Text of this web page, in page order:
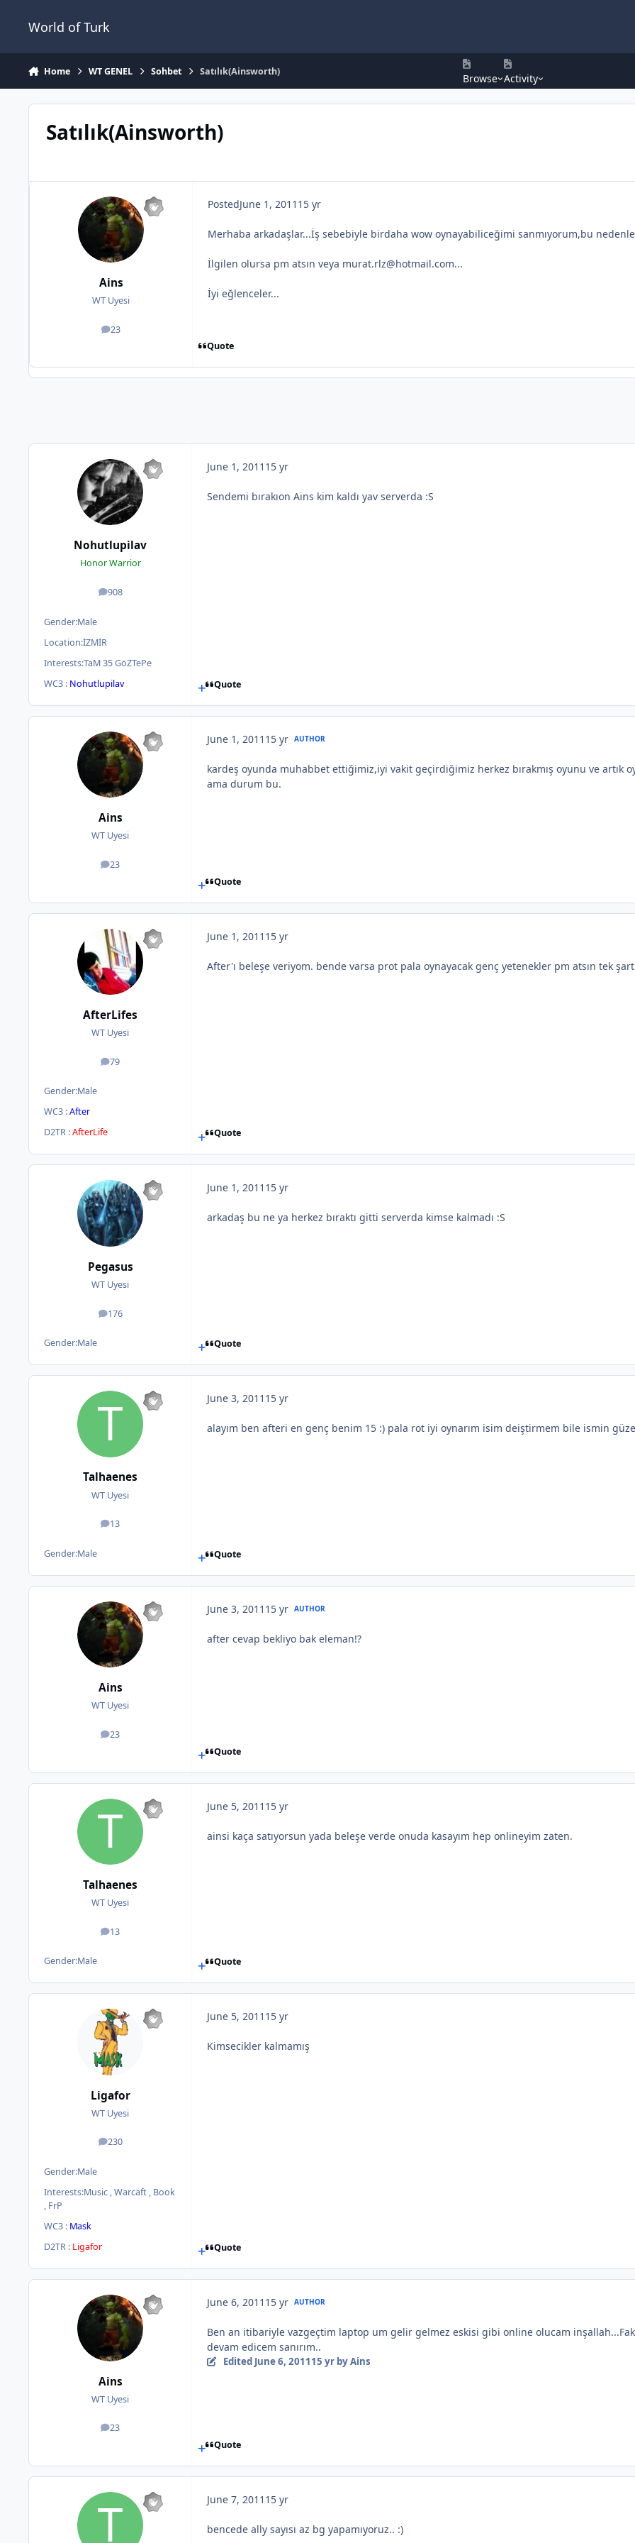
World of Turk
Home WT GENEL Sohbet Satılık(Ainsworth)
Browse Activity
Satılık(Ainsworth)
Ains
WT Uyesi
23
posts
PostedJune 1, 2011 15 yr
Merhaba arkadaşlar...İş sebebiyle birdaha wow oynayabiliceğimi sanmıyorum,bu
İlgilen olursa pm atsın veya murat.rlz@hotmail.com...
İyi eğlenceler...
Quote
Nohutlupilav
Honor Warrior
908
posts
Gender:Male
Location:İZMİR
Interests:TaM 35 GöZTePe
WC3 : Nohutlupilav
June 1, 2011 15 yr
Sendemi bırakıon Ains kim kaldı yav serverda :S
Quote
Ains
WT Uyesi
23
posts
June 1, 2011 15 yr AUTHOR
kardeş oyunda muhabbet ettiğimiz,iyi vakit geçirdiğimiz herkez bırakmış oyunu ve artık
ama durum bu.
Quote
AfterLifes
WT Uyesi
79
posts
Gender:Male
WC3 :After
D2TR :AfterLife
June 1, 2011 15 yr
After'ı beleşe veriyom. bende varsa prot pala oynayacak genç yetenekler pm atsın tek
Quote
Pegasus
WT Uyesi
176
posts
Gender:Male
June 1, 2011 15 yr
arkadaş bu ne ya herkez bıraktı gitti serverda kimse kalmadı :S
Quote
Talhaenes
WT Uyesi
13
posts
Gender:Male
June 3, 2011 15 yr
alayım ben afteri en genç benim 15 :) pala rot iyi oynarım isim deiştirmem bile ismin
Quote
Ains
WT Uyesi
23
posts
June 3, 2011 15 yr AUTHOR
after cevap bekliyo bak eleman!?
Quote
Talhaenes
WT Uyesi
13
posts
Gender:Male
June 5, 2011 15 yr
ainsi kaça satıyorsun yada beleşe verde onuda kasayım hep onlineyim zaten.
Quote
Ligafor
WT Uyesi
230
posts
Gender:Male
Interests:Music , Warcaft , Book
, FrP
WC3 : Mask
D2TR : Ligafor
June 5, 2011 15 yr
Kimsecikler kalmamış
Quote
Ains
WT Uyesi
23
posts
June 6, 2011 15 yr AUTHOR
Ben an itibariyle vazgeçtim laptop um gelir gelmez eskisi gibi online olucam
devam edicem sanırım..
Edited June 6, 201115 yrby Ains
Quote
June 7, 2011 15 yr
bencede ally sayısı az bg yapamıyoruz.. :)